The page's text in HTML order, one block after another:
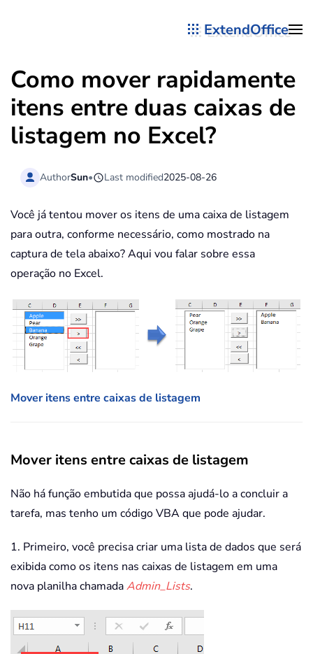
ExtendOffice
Como mover rapidamente
itens entre duas caixas de
listagem no Excel?
AuthorSun• Last modified2025-08-26
Você já tentou mover os itens de uma caixa de listagem
para outra, conforme necessário, como mostrado na
captura de tela abaixo? Aqui vou falar sobre essa
operação no Excel.
Mover itens entre caixas de listagem
Mover itens entre caixas de listagem
Não há função embutida que possa ajudá-lo a concluir a
tarefa, mas tenho um código VBA que pode ajudar.
1. Primeiro, você precisa criar uma lista de dados que será
exibida como os itens nas caixas de listagem em uma
nova planilha chamadaAdmin_Lists.